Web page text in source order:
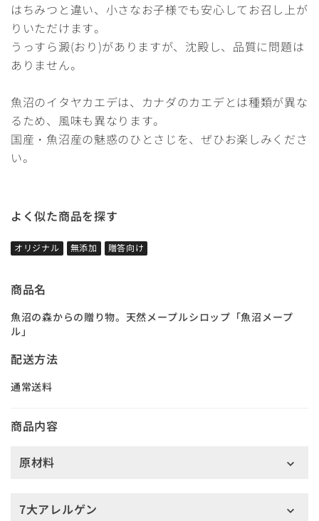
はちみつと違い、小さなお子様でも安心してお召し上が
りいただけます。
うっすら澱(おり)がありますが、沈殿し、品質に問題は
ありません。
魚沼のイタヤカエデは、カナダのカエデとは種類が異な
るため、風味も異なります。
国産・魚沼産の魅惑のひとさじを、ぜひお楽しみくださ
い。
よく似た商品を探す
オリジナル 無添加 贈答向け
商品名
魚沼の森からの贈り物。天然メープルシロップ「魚沼メープ
ル」
配送方法
通常送料
商品内容
原材料
7大アレルゲン